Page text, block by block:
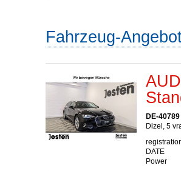
Fahrzeug-
DE-
Dizel, 5
DATE
Power